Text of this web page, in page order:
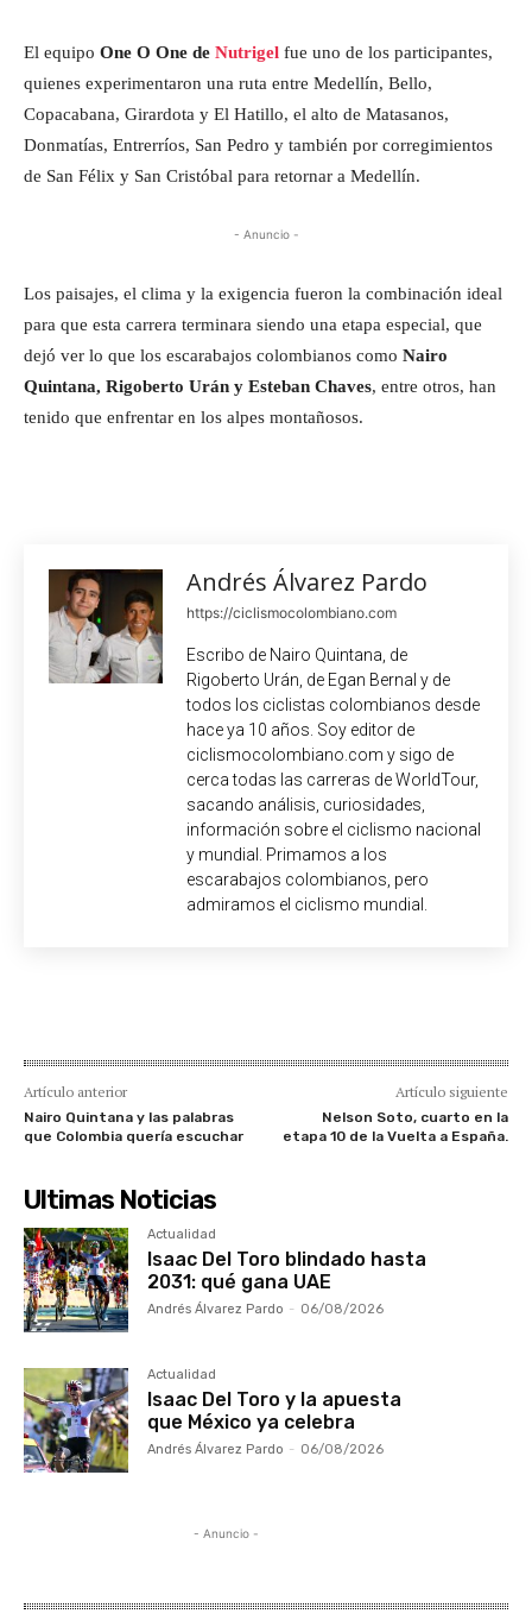
El equipo One O One de Nutrigel fue uno de los participantes,
quienes experimentaron una ruta entre Medellín, Bello,
Copacabana, Girardota y El Hatillo, el alto de Matasanos,
Donmatías, Entrerríos, San Pedro y también por corregimientos
de San Félix y San Cristóbal para retornar a Medellín.
- Anuncio -
Los paisajes, el clima y la exigencia fueron la combinación ideal
para que esta carrera terminara siendo una etapa especial, que
dejó ver lo que los escarabajos colombianos como Nairo
Quintana, Rigoberto Urán y Esteban Chaves, entre otros, han
tenido que enfrentar en los alpes montañosos.
Andrés Álvarez Pardo
https://ciclismocolombiano.com
Escribo de Nairo Quintana, de
Rigoberto Urán, de Egan Bernal y de
todos los ciclistas colombianos desde
hace ya 10 años. Soy editor de
ciclismocolombiano.com y sigo de
cerca todas las carreras de WorldTour,
sacando análisis, curiosidades,
información sobre el ciclismo nacional
y mundial. Primamos a los
escarabajos colombianos, pero
admiramos el ciclismo mundial.
Artículo anterior
Nairo Quintana y las palabras
que Colombia quería escuchar
Artículo siguiente
Nelson Soto, cuarto en la
etapa 10 de la Vuelta a España.
Ultimas Noticias
Actualidad
Isaac Del Toro blindado hasta
2031: qué gana UAE
Andrés Álvarez Pardo - 06/08/2026
Actualidad
Isaac Del Toro y la apuesta
que México ya celebra
Andrés Álvarez Pardo - 06/08/2026
- Anuncio -